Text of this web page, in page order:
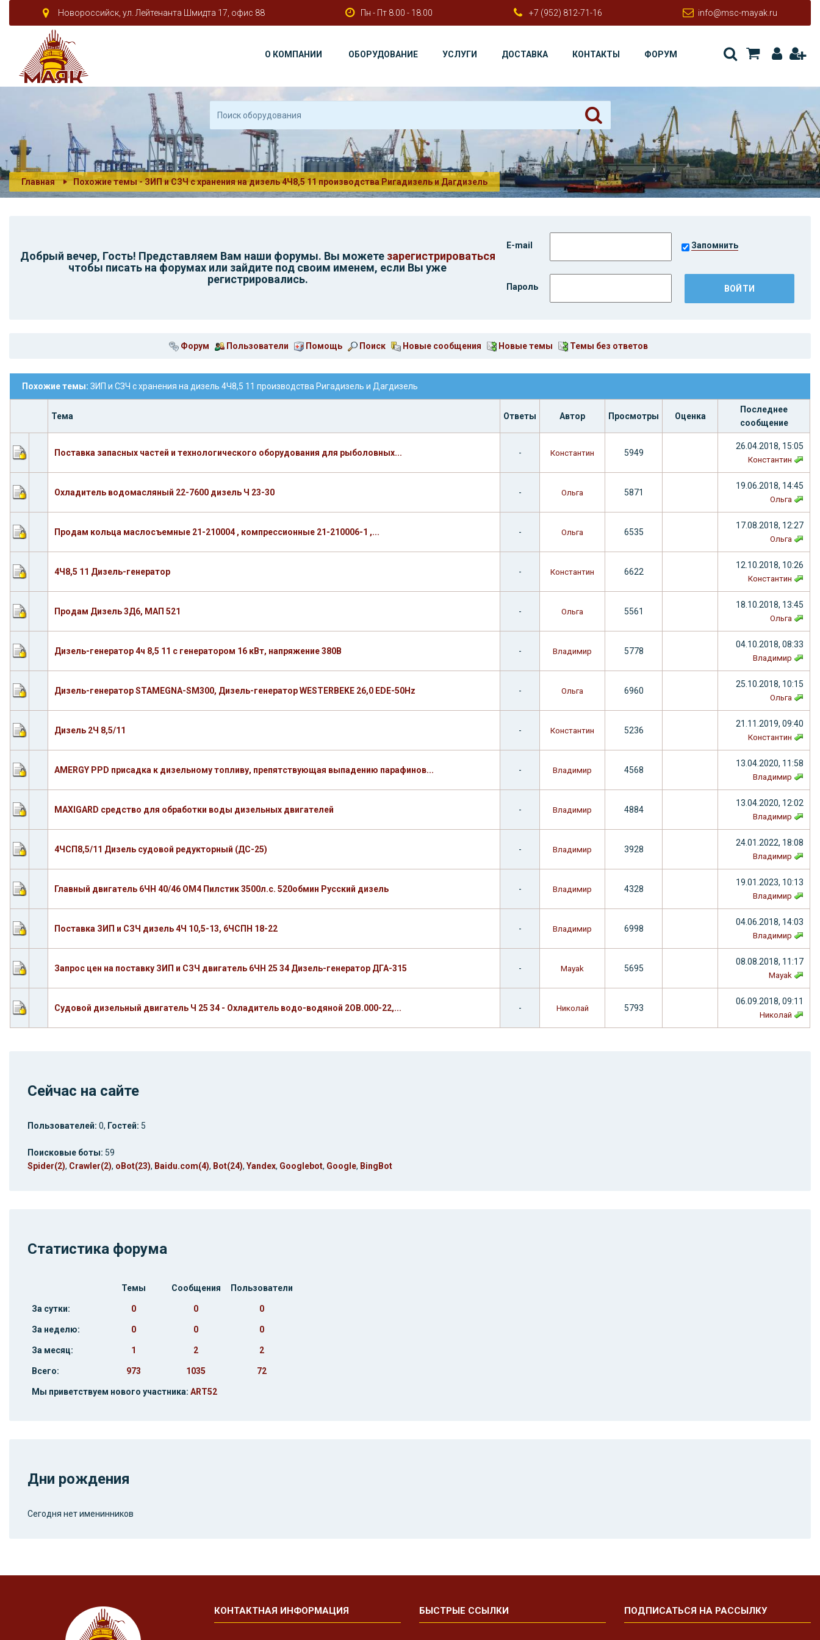
Новороссийск, ул. Лейтенанта Шмидта 17, офис 88 Пн - Пт 8.00 - 18.00 +7 (952) 812-71-16 info@msc-mayak.ru
О КОМПАНИИ ОБОРУДОВАНИЕ УСЛУГИ ДОСТАВКА КОНТАКТЫ ФОРУМ
Главная Похожие темы - ЗИП и СЗЧ с хранения на дизель 4Ч8,5 11 производства Ригадизель и Дагдизель
Добрый вечер, Гость! Представляем Вам наши форумы. Вы можете зарегистрироваться
чтобы писать на форумах или зайдите под своим именем, если Вы уже
регистрировались.
E-mail Запомнить
Пароль
Форум Пользователи Помощь Поиск Новые сообщения Новые темы Темы без ответов
Похожие темы: ЗИП и СЗЧ с хранения на дизель 4Ч8,5 11 производства Ригадизель и Дагдизель
Тема Ответы Автор Просмотры Оценка
Последнее
сообщение
Поставка запасных частей и технологического оборудования для рыболовных... - Константин 5949
26.04.2018, 15:05
Константин
Охладитель водомасляный 22-7600 дизель Ч 23-30 - Ольга 5871
19.06.2018, 14:45
Ольга
Продам кольца маслосъемные 21-210004 , компрессионные 21-210006-1 ,... - Ольга 6535
17.08.2018, 12:27
Ольга
4Ч8,5 11 Дизель-генератор - Константин 6622
12.10.2018, 10:26
Константин
Продам Дизель 3Д6, МАП 521 - Ольга 5561
18.10.2018, 13:45
Ольга
Дизель-генератор 4ч 8,5 11 с генератором 16 кВт, напряжение 380В - Владимир 5778
04.10.2018, 08:33
Владимир
Дизель-генератор STAMEGNA-SM300, Дизель-генератор WESTERBEKE 26,0 EDE-50Hz - Ольга 6960
25.10.2018, 10:15
Ольга
Дизель 2Ч 8,5/11 - Константин 5236
21.11.2019, 09:40
Константин
AMERGY PPD присадка к дизельному топливу, препятствующая выпадению парафинов... - Владимир 4568
13.04.2020, 11:58
Владимир
MAXIGARD средство для обработки воды дизельных двигателей - Владимир 4884
13.04.2020, 12:02
Владимир
4ЧСП8,5/11 Дизель судовой редукторный (ДС-25) - Владимир 3928
24.01.2022, 18:08
Владимир
Главный двигатель 6ЧН 40/46 ОМ4 Пилстик 3500л.с. 520обмин Русский дизель - Владимир 4328
19.01.2023, 10:13
Владимир
Поставка ЗИП и СЗЧ дизель 4Ч 10,5-13, 6ЧСПН 18-22 - Владимир 6998
04.06.2018, 14:03
Владимир
Запрос цен на поставку ЗИП и СЗЧ двигатель 6ЧН 25 34 Дизель-генератор ДГА-315 - Mayak 5695
08.08.2018, 11:17
Mayak
Судовой дизельный двигатель Ч 25 34 - Охладитель водо-водяной 2ОВ.000-22,... - Николай 5793
06.09.2018, 09:11
Николай
Сейчас на сайте
Пользователей: 0, Гостей: 5
Поисковые боты: 59
Spider(2), Crawler(2), oBot(23), Baidu.com(4), Bot(24), Yandex, Googlebot, Google, BingBot
Статистика форума
Темы Сообщения Пользователи
За сутки: 0 0 0
За неделю: 0 0 0
За месяц: 1 2 2
Всего: 973 1035 72
Мы приветствуем нового участника: ART52
Дни рождения
Сегодня нет именинников
КОНТАКТНАЯ ИНФОРМАЦИЯ БЫСТРЫЕ ССЫЛКИ ПОДПИСАТЬСЯ НА РАССЫЛКУ